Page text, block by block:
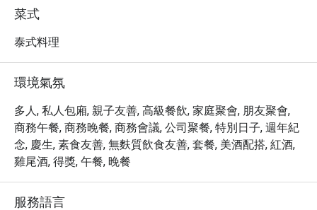
睞，被譽為提供「fine dining」體驗的理想之地。餐廳以其
精緻的泰國料理聞名，必嚐的招牌菜包括清爽的柚子沙
拉、經典的蒸椰子蛋糕及鮮嫩的牛小排，並提供豐富的素
・立即透過 Eatigo 預訂 Khum Hom Restaurant，輕鬆探索
頂級泰式風味，並享有最高 5 折的獨家優惠！
菜式
泰式料理
環境氣氛
多人, 私人包廂, 親子友善, 高級餐飲, 家庭聚會, 朋友聚會,
商務午餐, 商務晚餐, 商務會議, 公司聚餐, 特別日子, 週年紀
念, 慶生, 素食友善, 無麩質飲食友善, 套餐, 美酒配搭, 紅酒,
雞尾酒, 得獎, 午餐, 晚餐
服務語言